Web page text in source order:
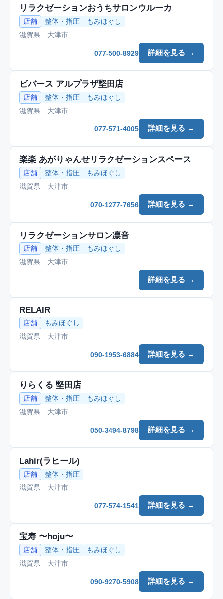
リラクゼーションおうちサロンウルーカ
店舗 整体・指圧
もみほぐし
滋賀県 大津市
詳細を見る →
077-500-8929
ビバース アルプラザ堅田店
店舗 整体・指圧
もみほぐし
滋賀県 大津市
詳細を見る →
077-571-4005
楽楽 あがりゃんせリラクゼーションスペース
店舗 整体・指圧
もみほぐし
滋賀県 大津市
詳細を見る →
070-1277-7656
リラクゼーションサロン凛音
店舗 整体・指圧
もみほぐし
滋賀県 大津市
詳細を見る →
RELAIR
店舗
もみほぐし
滋賀県 大津市
詳細を見る →
090-1953-6884
りらくる 堅田店
店舗 整体・指圧
もみほぐし
滋賀県 大津市
詳細を見る →
050-3494-8798
Lahir(ラヒール)
店舗
整体・指圧
滋賀県 大津市
詳細を見る →
077-574-1541
宝寿 〜hoju〜
店舗 整体・指圧
もみほぐし
滋賀県 大津市
詳細を見る →
090-9270-5908